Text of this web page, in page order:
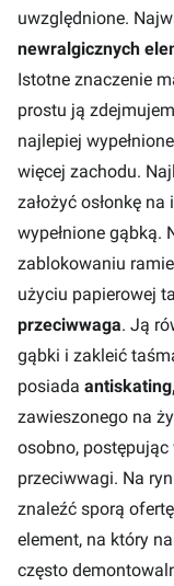
uwzględnione.
newralgicznych
Istotne znaczenie
prostu ją
najlepiej
więcej zachodu.
założyć osłonkę
wypełnione gąbką.
zablokowaniu
użyciu papierowej
przeciwwaga. Ją
gąbki i zakleić
posiada antiskating,
zawieszonego na
osobno,
przeciwwagi. Na
znaleźć sporą
element, na który
często